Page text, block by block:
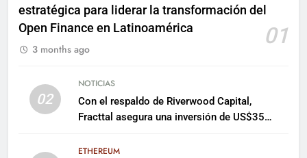
estratégica para liderar la transformación del
Open Finance en Latinoamérica
01
3 months ago
02
NOTICIAS
Con el respaldo de Riverwood Capital,
Fracttal asegura una inversión de US$35
ETHEREUM